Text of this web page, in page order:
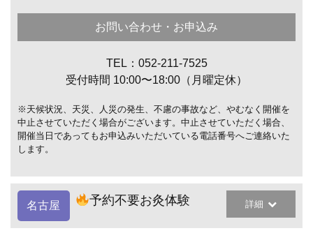
お問い合わせ・お申込み
TEL：052-211-7525
受付時間 10:00〜18:00（月曜定休）
※天候状況、天災、人災の発生、不慮の事故など、やむなく開催を
中止させていただく場合がございます。中止させていただく場合、
開催当日であってもお申込みいただいている電話番号へご連絡いた
します。
名古屋 予約不要お灸体験 詳細